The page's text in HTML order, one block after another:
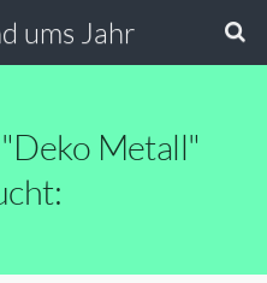
ums Jahr
Metall"